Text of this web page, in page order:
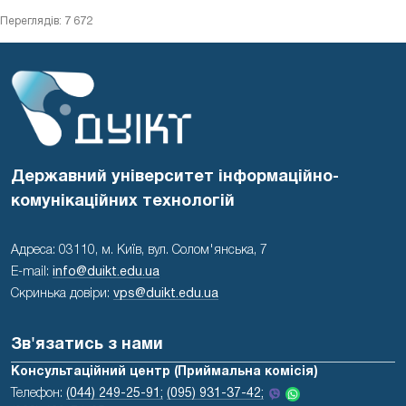
Переглядів: 7 672
Державний університет інформаційно-
комунікаційних технологій
Адреса: 03110, м. Київ, вул. Солом'янська, 7
E-mail:
info@duikt.edu.ua
Скринька довіри: vps@duikt.edu.ua
Зв'язатись з нами
Консультаційний центр (Приймальна комісія)
Телефон: (044) 249-25-91; (095) 931-37-42;